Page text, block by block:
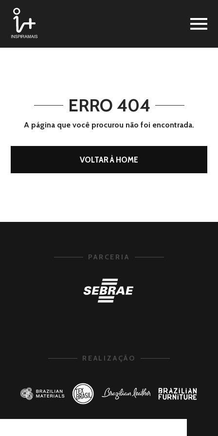
ERRO 404
A página que você procurou não foi encontrada.
VOLTAR À HOME
PARCERIA
REALIZAÇÃO